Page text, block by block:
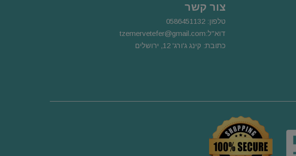
צור קשר
טלפון: 0586451132
דוא"ל:
tzemervetefer@gmail.com
כתובת: קינג ג'ורג' 12, ירושלים